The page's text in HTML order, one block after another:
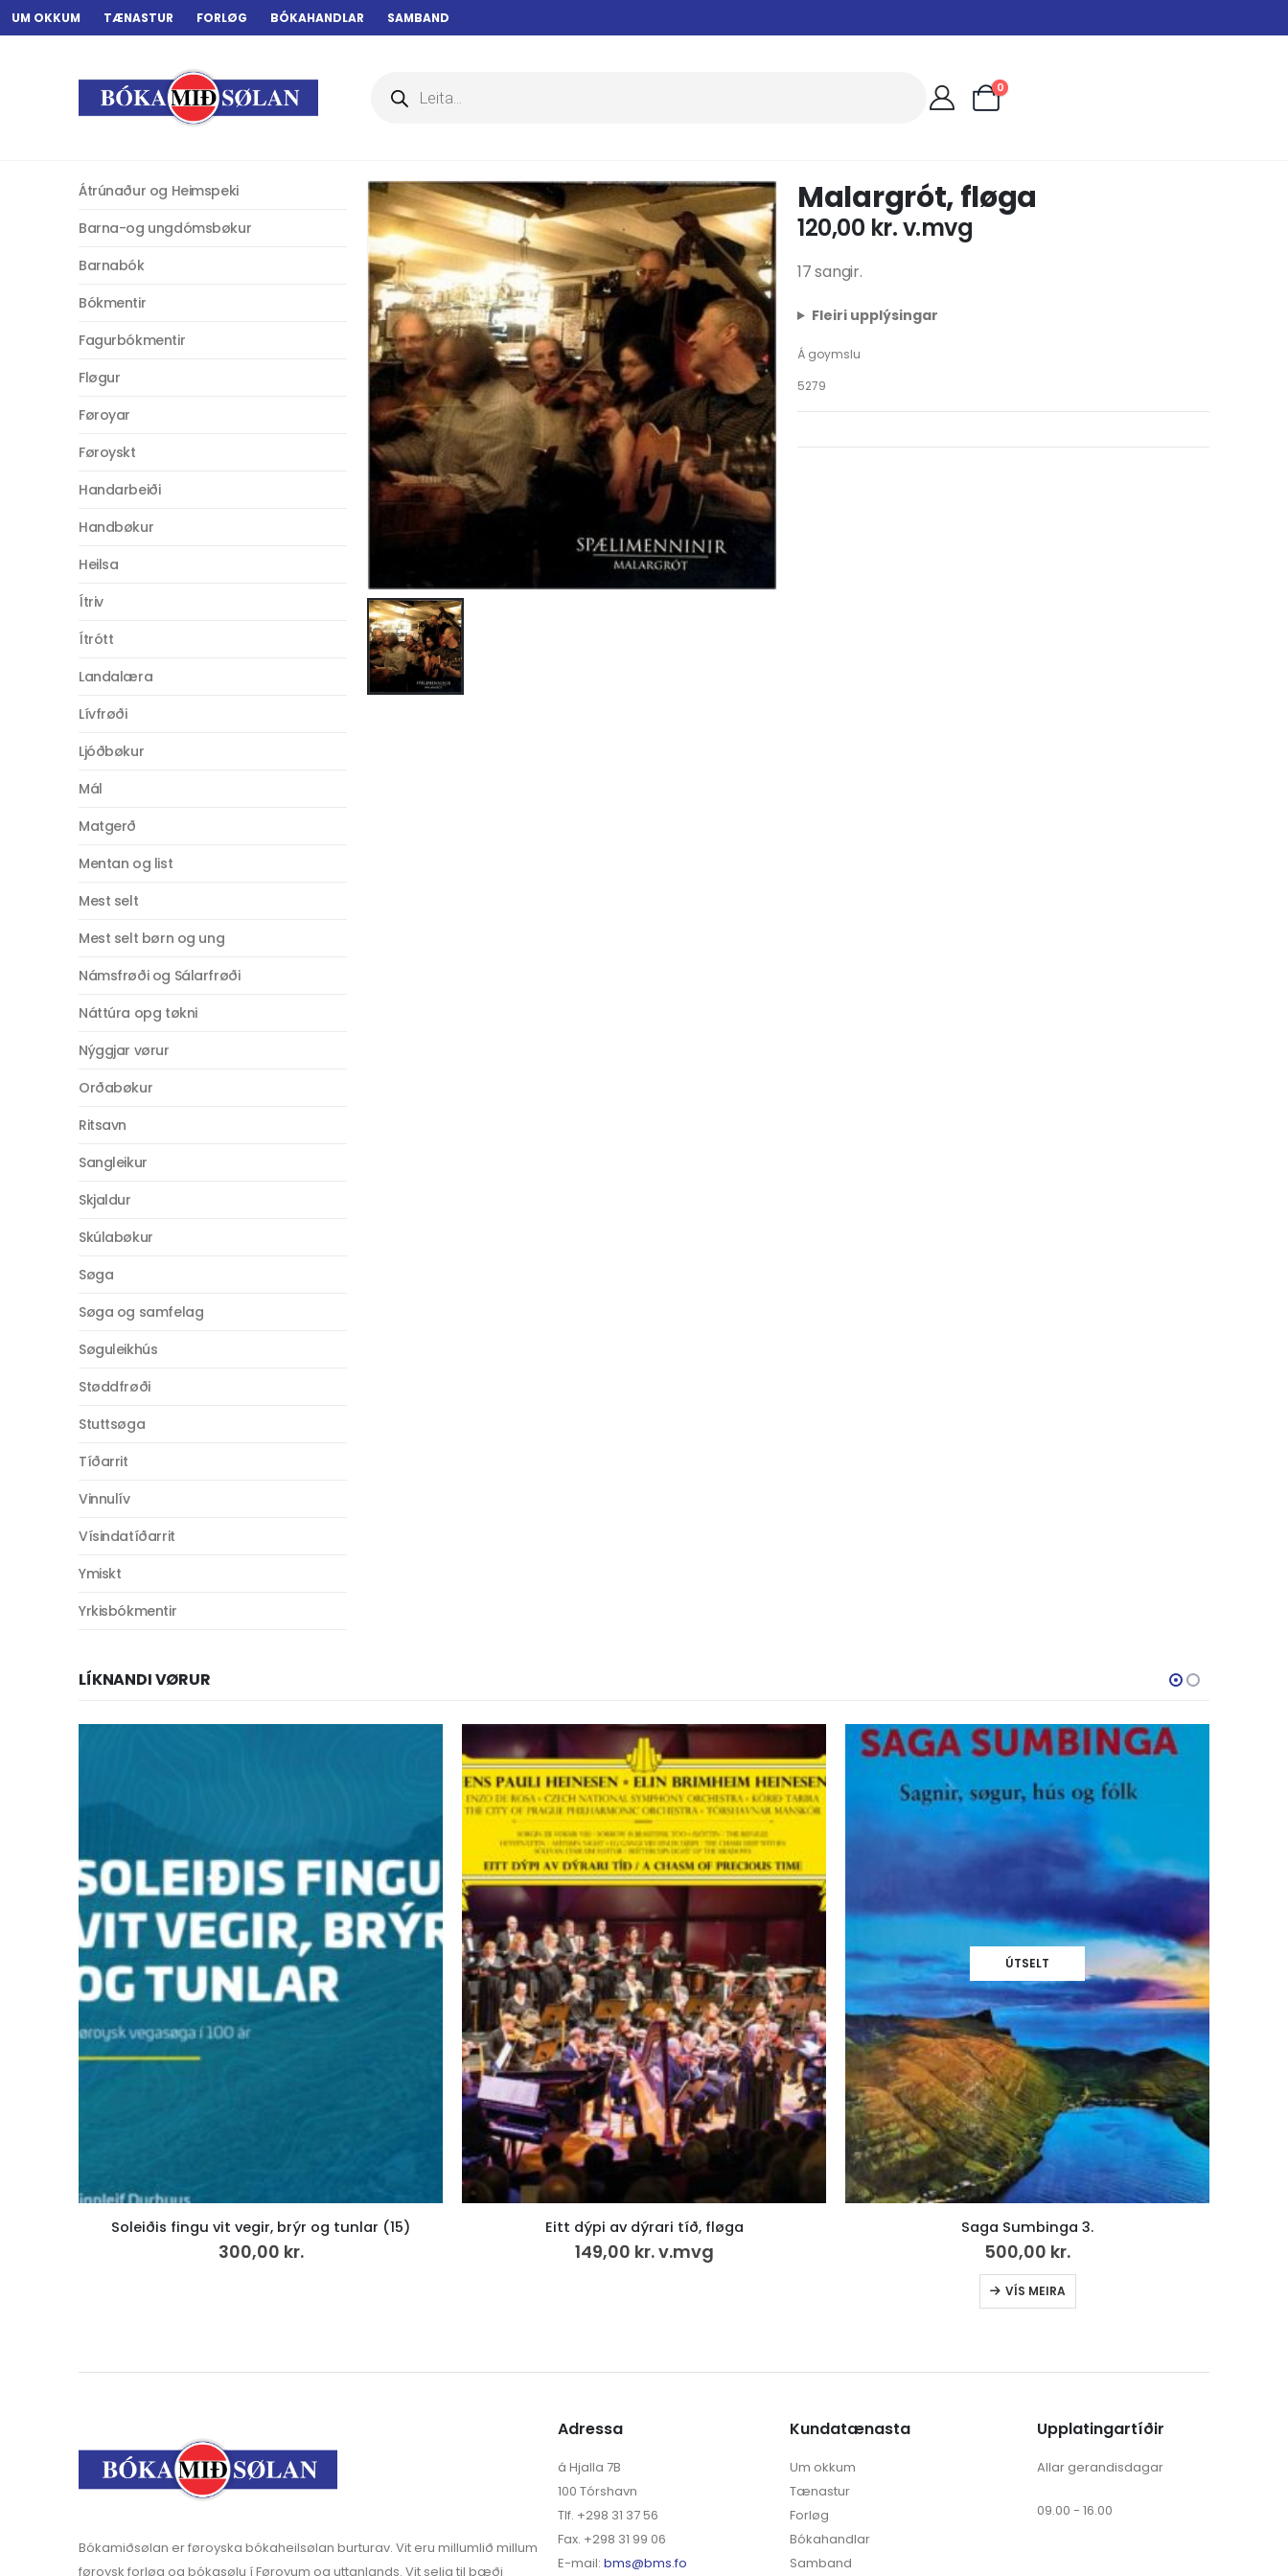
UM OKKUM TÆNASTUR FORLØG BÓKAHANDLAR SAMBAND
search 0
Malargrót, fløga
120,00 kr.v.mvg
17 sangir.
Fleiri upplýsingar
Á goymslu
5279
Átrúnaður og Heimspeki
Barna-og ungdómsbøkur
Barnabók
Bókmentir
Fagurbókmentir
Fløgur
Føroyar
Føroyskt
Handarbeiði
Handbøkur
Heilsa
Ítriv
Ítrótt
Landalæra
Lívfrøði
Ljóðbøkur
Mál
Matgerð
Mentan og list
Mest selt
Mest selt børn og ung
Námsfrøði og Sálarfrøði
Náttúra opg tøkni
Nýggjar vørur
Orðabøkur
Ritsavn
Sangleikur
Skjaldur
Skúlabøkur
Søga
Søga og samfelag
Søguleikhús
Støddfrøði
Stuttsøga
Tíðarrit
Vinnulív
Vísindatíðarrit
Ymiskt
Yrkisbókmentir
LÍKNANDI VØRUR
Eitt dýpi av dýrari tíð, fløga
149,00kr.v.mvg
ÚTSELT
Saga Sumbinga 3.
500,00kr.
Tey á Steffansleiti
50,00kr.
Bókamiðsølan er føroyska bókaheilsølan burturav. Vit eru millumlið millum
føroysk forløg og bókasølu í Føroyum og uttanlands. Vit selja til bæði
Adressa
á Hjalla 7B
100 Tórshavn
Tlf. +298 31 37 56
Fax. +298 31 99 06
E-mail: bms@bms.fo
Kundatænasta
Um okkum
Tænastur
Forløg
Bókahandlar
Samband
Upplatingartíðir
Allar gerandisdagar
09.00 - 16.00